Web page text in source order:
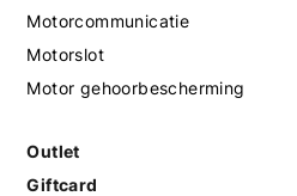
Motorcommunicatie
Motorslot
Motor gehoorbescherming
Outlet
Giftcard